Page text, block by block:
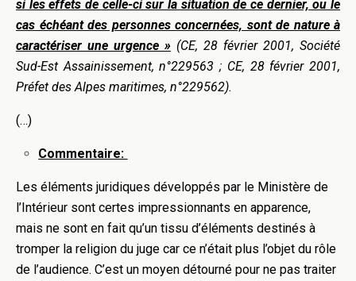
si les effets de celle-ci sur la situation de ce dernier, ou le
cas échéant des personnes concernées, sont de nature à
caractériser une urgence » (CE, 28 février 2001, Société
Sud-Est Assainissement, n°229563 ; CE, 28 février 2001,
Préfet des Alpes maritimes, n°229562).
(…)
Commentaire:
Les éléments juridiques développés par le Ministère de
l’Intérieur sont certes impressionnants en apparence,
mais ne sont en fait qu’un tissu d’éléments destinés à
tromper la religion du juge car ce n’était plus l’objet du rôle
de l’audience. C’est un moyen détourné pour ne pas traiter